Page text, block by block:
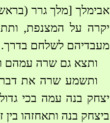
אבימלך [מלך גרר
יקרה על המצנפת,
מעבדיהם לשלחם בדרך.
ותצא גם שרה עמהם
ותשמע שרה את דברי
יצחק בנה עמה בכי
ביצחק בנה ותאחזהו בין